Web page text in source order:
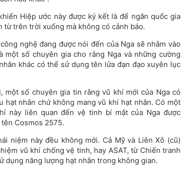
Hiệp ước này được ký kết là để ngăn quốc gia
từ trên trời xuống mà không có cảnh báo.
nghệ đang được nói đến của Nga sẽ nhắm vào
một số chuyên gia cho rằng Nga và những cường
khác có thể sử dụng tên lửa đạn đạo xuyên lục
một số chuyên gia tin rằng vũ khí mới của Nga có
hạt nhân chứ không mang vũ khí hạt nhân. Có một
này liên quan đến vệ tinh bí mật của Nga được
Cosmos 2575.
niệm này đều không mới. Cả Mỹ và Liên Xô (cũ)
vũ khí chống vệ tinh, hay ASAT, từ Chiến tranh
dụng năng lượng hạt nhân trong không gian.